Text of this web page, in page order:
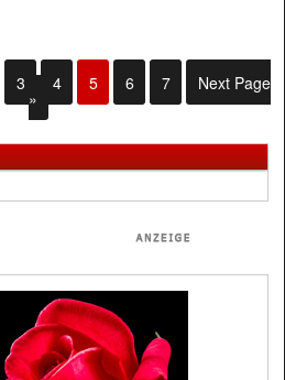
3 4 5 6 7 Next Page
»